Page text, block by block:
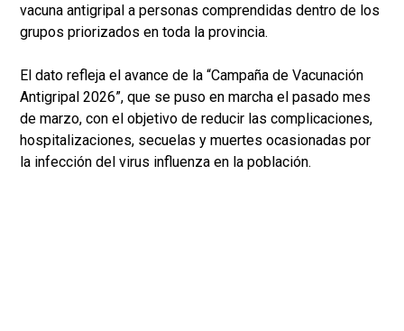
vacuna antigripal a personas comprendidas dentro de los
grupos priorizados en toda la provincia.
El dato refleja el avance de la “Campaña de Vacunación
Antigripal 2026”, que se puso en marcha el pasado mes
de marzo, con el objetivo de reducir las complicaciones,
hospitalizaciones, secuelas y muertes ocasionadas por
la infección del virus influenza en la población.